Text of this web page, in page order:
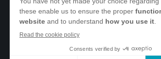
Choisir
Facebook
TwitterInstagram
YouTube